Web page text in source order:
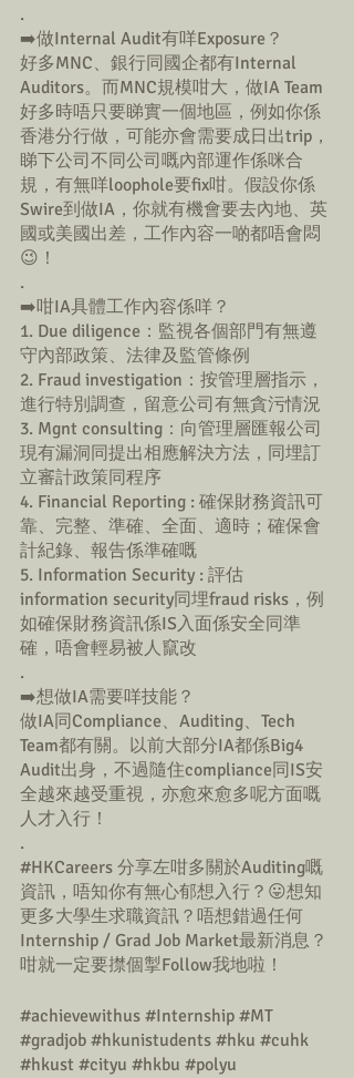
.
➡️做Internal Audit有咩Exposure？
好多MNC、銀行同國企都有Internal
Auditors。而MNC規模咁大，做IA Team
好多時唔只要睇實一個地區，例如你係
香港分行做，可能亦會需要成日出trip，
睇下公司不同公司嘅內部運作係咪合
規，有無咩loophole要fix咁。假設你係
Swire到做IA，你就有機會要去內地、英
國或美國出差，工作內容一啲都唔會悶
😉！
.
➡️咁IA具體工作內容係咩？
1. Due diligence：監視各個部門有無遵
守內部政策、法律及監管條例
2. Fraud investigation：按管理層指示，
進行特別調查，留意公司有無貪污情況
3. Mgnt consulting：向管理層匯報公司
現有漏洞同提出相應解決方法，同埋訂
立審計政策同程序
4. Financial Reporting : 確保財務資訊可
靠、完整、準確、全面、適時；確保會
計紀錄、報告係準確嘅
5. Information Security : 評估
information security同埋fraud risks，例
如確保財務資訊係IS入面係安全同準
確，唔會輕易被人竄改
.
➡️想做IA需要咩技能？
做IA同Compliance、Auditing、Tech
Team都有關。以前大部分IA都係Big4
Audit出身，不過隨住compliance同IS安
全越來越受重視，亦愈來愈多呢方面嘅
人才入行！
.
#HKCareers 分享左咁多關於Auditing嘅
資訊，唔知你有無心郁想入行？😛想知
更多大學生求職資訊？唔想錯過任何
Internship / Grad Job Market最新消息？
咁就一定要㩒個掣Follow我地啦！
#achievewithus #Internship #MT
#gradjob #hkunistudents #hku #cuhk
#hkust #cityu #hkbu #polyu